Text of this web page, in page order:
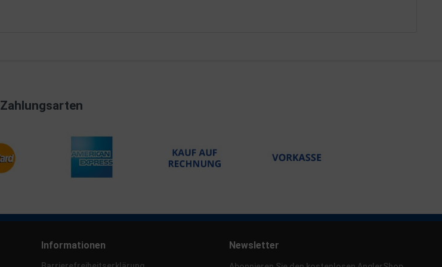
Zahlungsarten
Informationen Newsletter